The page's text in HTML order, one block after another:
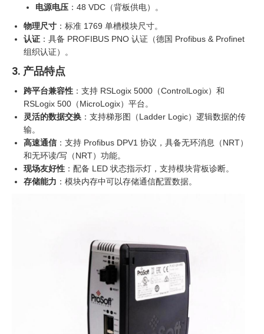
电源电压 ：48 VDC（背板供电）。
物理尺寸 ：标准 1769 单槽模块尺寸。
认证 ：具备 PROFIBUS PNO 认证（德国 Profibus & Profinet
组织认证）。
3. 产品特点
跨平台兼容性 ：支持 RSLogix 5000（ControlLogix）和
RSLogix 500（MicroLogix）平台。
灵活的数据交换 ：支持梯形图（Ladder Logic）逻辑数据的传
输。
高速通信 ：支持 Profibus DPV1 协议，具备无环消息（NRT）
和无环读/写（NRT）功能。
现场友好性 ：配备 LED 状态指示灯，支持模块背板诊断。
存储能力 ：模块内存中可以存储通信配置数据。